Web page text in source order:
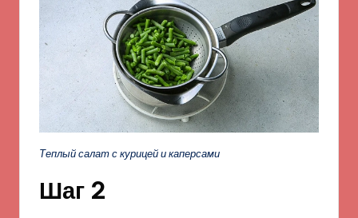
Теплый салат с курицей и каперсами
Шаг 2